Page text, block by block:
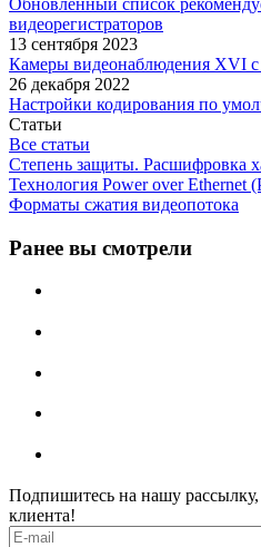
видеорегистраторов
13 сентября 2023
Камеры видеонаблюдения XVI с
26 декабря 2022
Настройки кодирования по
Статьи
Все статьи
Степень защиты. Расшифровка
Технология Power over Ethernet
Форматы сжатия видеопотока
Ранее вы смотрели
Подпишитесь на нашу
клиента!